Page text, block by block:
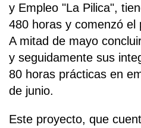
y Empleo "La Pilica",
480 horas y comenzó el
A mitad de mayo
y seguidamente sus
80 horas prácticas en
de junio.
Este proyecto, que